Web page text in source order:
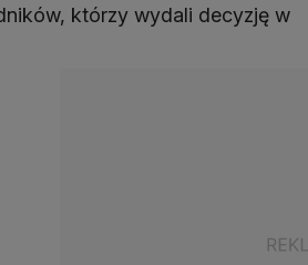
którzy wydali decyzję w